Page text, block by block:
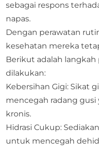
sebagai respons
napas.
Dengan perawatan
kesehatan mereka
Berikut adalah langkah
dilakukan:
Kebersihan Gigi: Sikat
mencegah radang
kronis.
Hidrasi Cukup:
untuk mencegah